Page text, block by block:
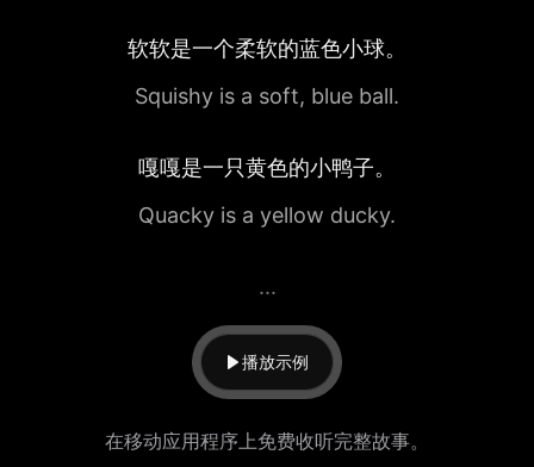
软软是一个柔软的蓝色小球。
Squishy is a soft, blue ball.
嘎嘎是一只黄色的小鸭子。
Quacky is a yellow ducky.
...
播放示例
在移动应用程序上免费收听完整故事。